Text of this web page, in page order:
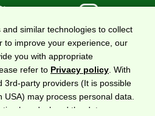
关于我们
Drive Plaza)由东日本高速道路株式会社运营
similar technologies to collect
to improve your experience, our
you with appropriate
refer to Privacy policy . With
3rd-party providers (It is possible
may process personal data.
has declared the data